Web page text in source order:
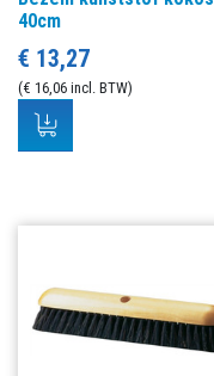
40cm
€ 13,27
(€ 16,06 incl. BTW)